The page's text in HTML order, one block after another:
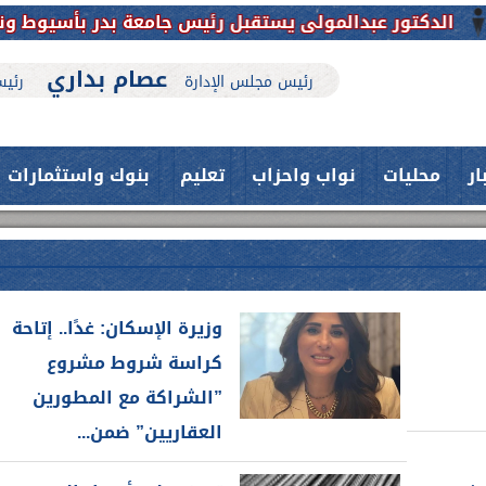
عبدالمولى يستقبل رئيس جامعة بدر بأسيوط ونائبه
رئيس مجلس الإدارة عصام بداري
محليات نواب واحزاب تعليم بنوك واستثمارات
وزيرة الإسكان: غدًا.. إتاحة
كراسة شروط مشروع
”الشراكة مع المطورين
العقاريين” ضمن...
العلاج الحر بمنفلوط بالتعاون مع هيئة فريق طبي بقسم الأنف والأذن